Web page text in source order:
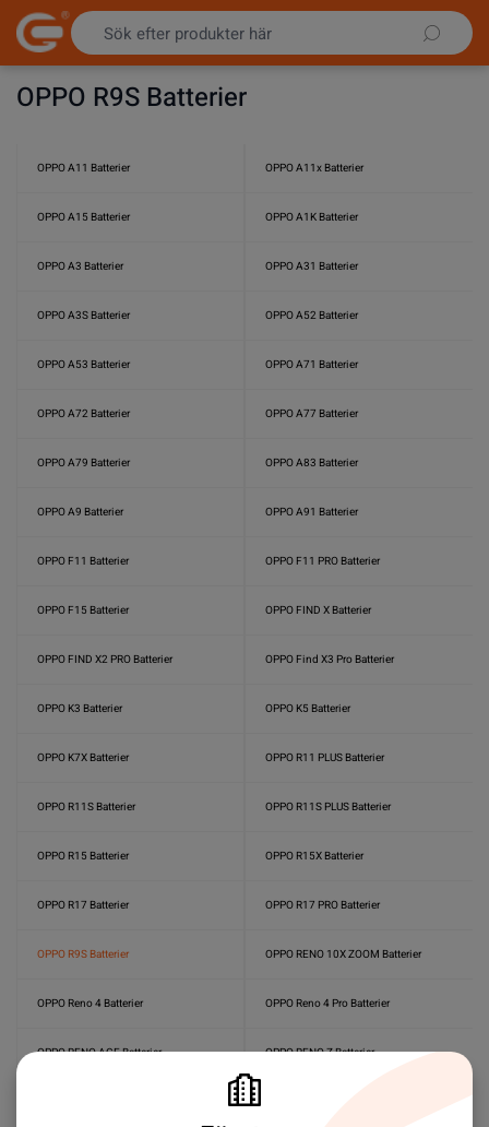
Hoppa till innehållet
OPPO R9S Batterier
OPPO A11 Batterier OPPO A11x Batterier
OPPO A15 Batterier OPPO A1K Batterier
OPPO A3 Batterier OPPO A31 Batterier
OPPO A3S Batterier OPPO A52 Batterier
OPPO A53 Batterier OPPO A71 Batterier
OPPO A72 Batterier OPPO A77 Batterier
OPPO A79 Batterier OPPO A83 Batterier
OPPO A9 Batterier OPPO A91 Batterier
OPPO F11 Batterier OPPO F11 PRO Batterier
OPPO F15 Batterier OPPO FIND X Batterier
OPPO FIND X2 PRO Batterier OPPO Find X3 Pro Batterier
OPPO K3 Batterier OPPO K5 Batterier
OPPO K7X Batterier OPPO R11 PLUS Batterier
OPPO R11S Batterier OPPO R11S PLUS Batterier
OPPO R15 Batterier OPPO R15X Batterier
OPPO R17 Batterier OPPO R17 PRO Batterier
OPPO R9S Batterier OPPO RENO 10X ZOOM Batterier
OPPO Reno 4 Batterier OPPO Reno 4 Pro Batterier
OPPO RENO ACE Batterier OPPO RENO Z Batterier